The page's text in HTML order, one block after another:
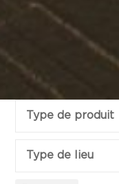
Type de produit
Type de lieu